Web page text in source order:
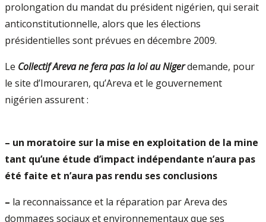
prolongation du mandat du président nigérien, qui serait
anticonstitutionnelle, alors que les élections
présidentielles sont prévues en décembre 2009.
Le Collectif Areva ne fera pas la loi au Nigerdemande, pour
le site d’Imouraren, qu’Areva et le gouvernement
nigérien assurent :
– un moratoire sur la mise en exploitation de la mine
tant qu’une étude d’impact indépendante n’aura pas
été faite et n’aura pas rendu ses conclusions
– la reconnaissance et la réparation par Areva des
dommages sociaux et environnementaux que ses